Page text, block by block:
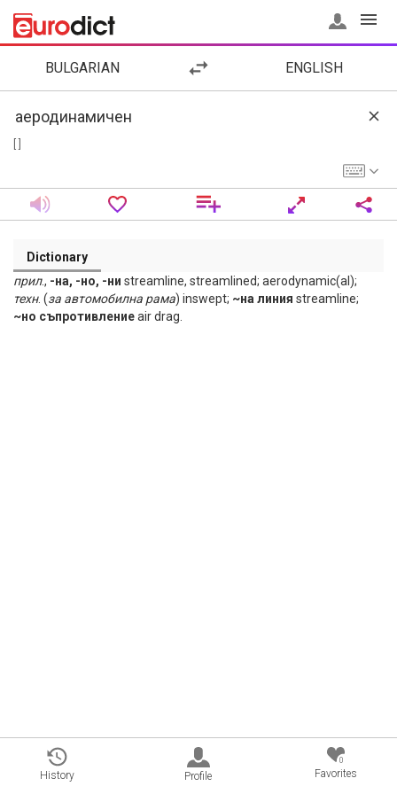
BULGARIAN ENGLISH
Dictionary
прил., -на, -но, -ни streamline, streamlined; aerodynamic(al);
техн. (за автомобилна рама) inswept; ~на линия streamline;
~но съпротивлениеair drag.
History Profile
0
Favorites